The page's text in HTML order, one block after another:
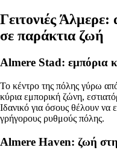
Γειτονιές
σε παράκτια ζωή
Almere Stad: εμπόρια
Το κέντρο της πόλης γύρω
κύρια εμπορική ζώνη,
Ιδανικό για όσους θέλουν να
γρήγορους ρυθμούς πόλης.
Almere Haven: ζωή